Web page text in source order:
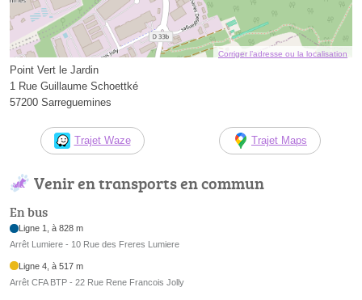
Corriger l’adresse ou la localisation
Point Vert le Jardin
1 Rue Guillaume Schoettké
57200 Sarreguemines
Trajet Waze Trajet Maps
Venir en transports en commun
En bus
Ligne 1, à 828 m
Arrêt Lumiere - 10 Rue des Freres Lumiere
Ligne 4, à 517 m
Arrêt CFA BTP - 22 Rue Rene Francois Jolly